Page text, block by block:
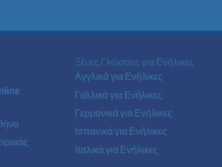
Ξένες Γλώσσες για Ενήλικες
Αγγλικά για Ενήλικες
Γαλλικά για Ενήλικες
Γερμανικά για Ενήλικες
Ισπανικά για Ενήλικες
Ιταλικά για Ενήλικες